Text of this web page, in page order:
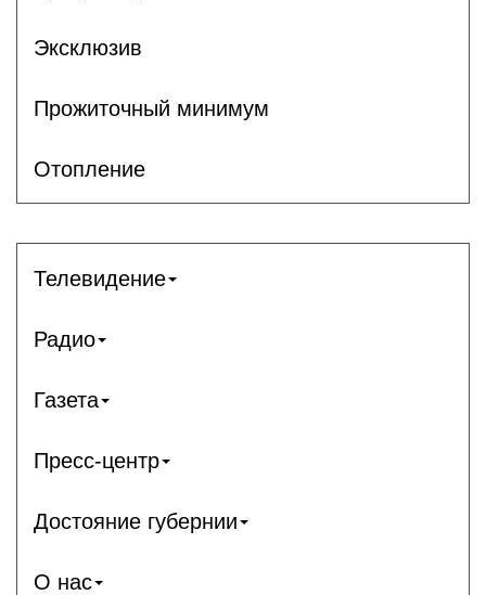
Эксклюзив
Прожиточный минимум
Отопление
Телевидение
Радио
Газета
Пресс-центр
Достояние губернии
О нас